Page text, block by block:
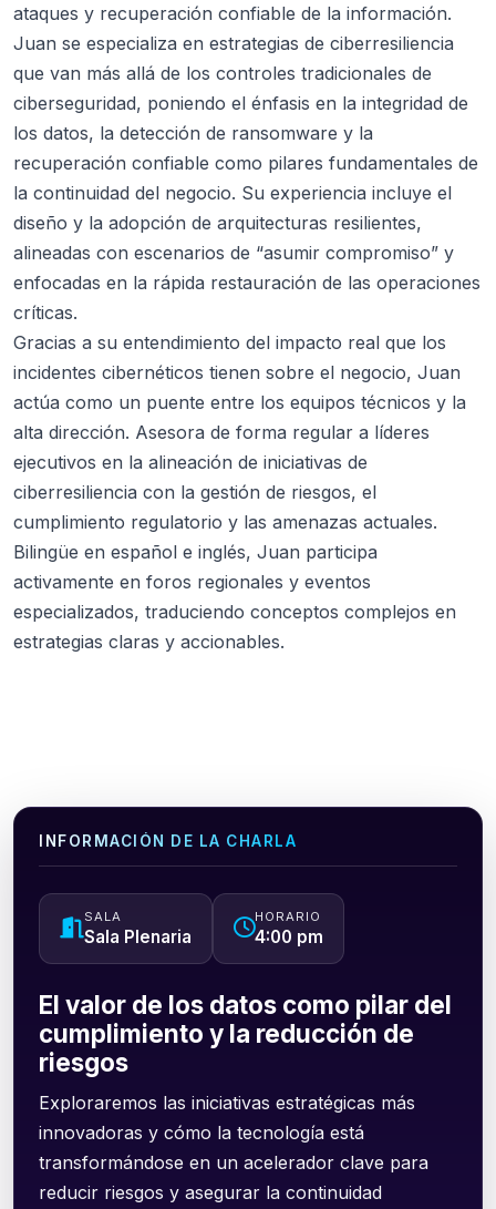
ataques y recuperación confiable de la información.
Juan se especializa en estrategias de ciberresiliencia
que van más allá de los controles tradicionales de
ciberseguridad, poniendo el énfasis en la integridad de
los datos, la detección de ransomware y la
recuperación confiable como pilares fundamentales de
la continuidad del negocio. Su experiencia incluye el
diseño y la adopción de arquitecturas resilientes,
alineadas con escenarios de “asumir compromiso” y
enfocadas en la rápida restauración de las operaciones
críticas.
Gracias a su entendimiento del impacto real que los
incidentes cibernéticos tienen sobre el negocio, Juan
actúa como un puente entre los equipos técnicos y la
alta dirección. Asesora de forma regular a líderes
ejecutivos en la alineación de iniciativas de
ciberresiliencia con la gestión de riesgos, el
cumplimiento regulatorio y las amenazas actuales.
Bilingüe en español e inglés, Juan participa
activamente en foros regionales y eventos
especializados, traduciendo conceptos complejos en
estrategias claras y accionables.
INFORMACIÓN DE LA CHARLA
SALA
Sala Plenaria
HORARIO
4:00 pm
El valor de los datos como pilar del
cumplimiento y la reducción de
riesgos
Exploraremos las iniciativas estratégicas más
innovadoras y cómo la tecnología está
transformándose en un acelerador clave para
reducir riesgos y asegurar la continuidad